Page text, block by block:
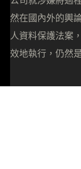
然在國內外的輿
人資料保護法案
效地執行，仍然